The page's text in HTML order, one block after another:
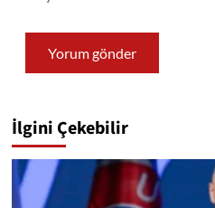
İlgini Çekebilir